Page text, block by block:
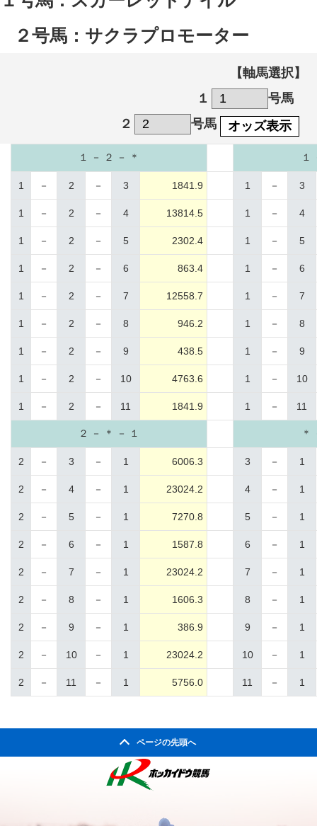
２号馬：サクラプロモーター
【軸馬選択】
１
号馬
２
号馬 オッズ表示
１ － ２ － ＊ １
1 － 2 － 3 1841.9 1 － 3
1 － 2 － 4 13814.5 1 － 4
1 － 2 － 5 2302.4 1 － 5
1 － 2 － 6 863.4 1 － 6
1 － 2 － 7 12558.7 1 － 7
1 － 2 － 8 946.2 1 － 8
1 － 2 － 9 438.5 1 － 9
1 － 2 － 10 4763.6 1 － 10
1 － 2 － 11 1841.9 1 － 11
２ － ＊ － １ ＊
2 － 3 － 1 6006.3 3 － 1
2 － 4 － 1 23024.2 4 － 1
2 － 5 － 1 7270.8 5 － 1
2 － 6 － 1 1587.8 6 － 1
2 － 7 － 1 23024.2 7 － 1
2 － 8 － 1 1606.3 8 － 1
2 － 9 － 1 386.9 9 － 1
2 － 10 － 1 23024.2 10 － 1
2 － 11 － 1 5756.0 11 － 1
ページの先頭へ